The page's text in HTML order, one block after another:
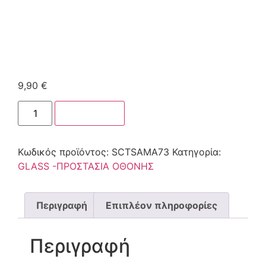
9,90 €
Κωδικός προϊόντος: SCTSAMA73 Κατηγορία:
GLASS -ΠΡΟΣΤΑΣΙΑ ΟΘΟΝΗΣ
Περιγραφή Επιπλέον πληροφορίες
Περιγραφή